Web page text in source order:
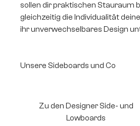
sollen dir praktischen Stauraum
gleichzeitig die Individualität
ihr unverwechselbares Design
Unsere Sideboards und Co
Zu den Designer Side- und
Lowboards